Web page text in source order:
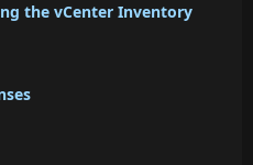
the vCenter Inventory